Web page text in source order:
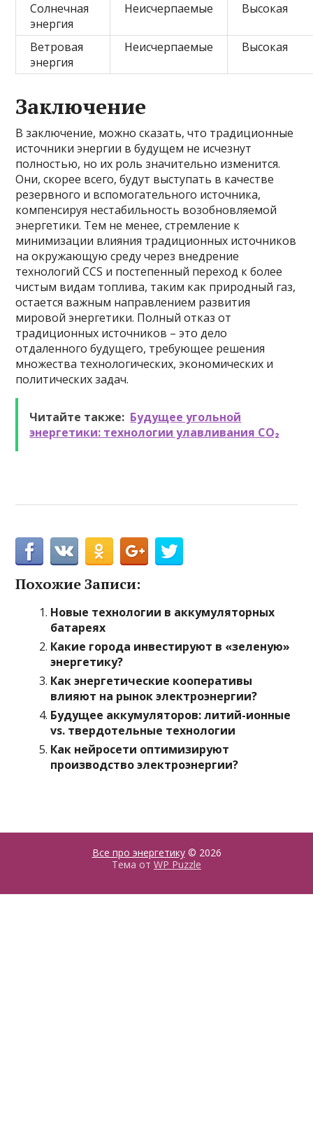
Солнечная
энергия
Неисчерпаемые Высокая
Ветровая
энергия
Неисчерпаемые Высокая
Заключение
В заключение, можно сказать, что традиционные
источники энергии в будущем не исчезнут
полностью, но их роль значительно изменится.
Они, скорее всего, будут выступать в качестве
резервного и вспомогательного источника,
компенсируя нестабильность возобновляемой
энергетики. Тем не менее, стремление к
минимизации влияния традиционных источников
на окружающую среду через внедрение
технологий CCS и постепенный переход к более
чистым видам топлива, таким как природный газ,
остается важным направлением развития
мировой энергетики. Полный отказ от
традиционных источников – это дело
отдаленного будущего, требующее решения
множества технологических, экономических и
политических задач.
Читайте также: Будущее угольной
энергетики: технологии улавливания CO₂
Похожие Записи:
Новые технологии в аккумуляторных
батареях
Какие города инвестируют в «зеленую»
энергетику?
Как энергетические кооперативы
влияют на рынок электроэнергии?
Будущее аккумуляторов: литий-ионные
vs. твердотельные технологии
Как нейросети оптимизируют
производство электроэнергии?
Все про энергетику© 2026
Тема от WP Puzzle